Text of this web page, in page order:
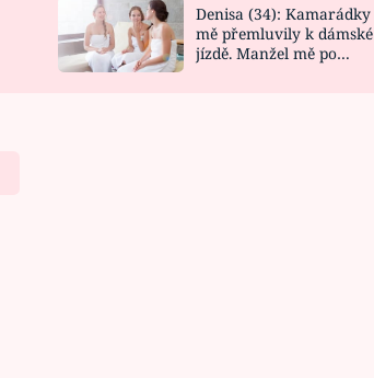
DESIGN
Denisa (34): Kamarádky
mě přemluvily k dámské
jízdě. Manžel mě po